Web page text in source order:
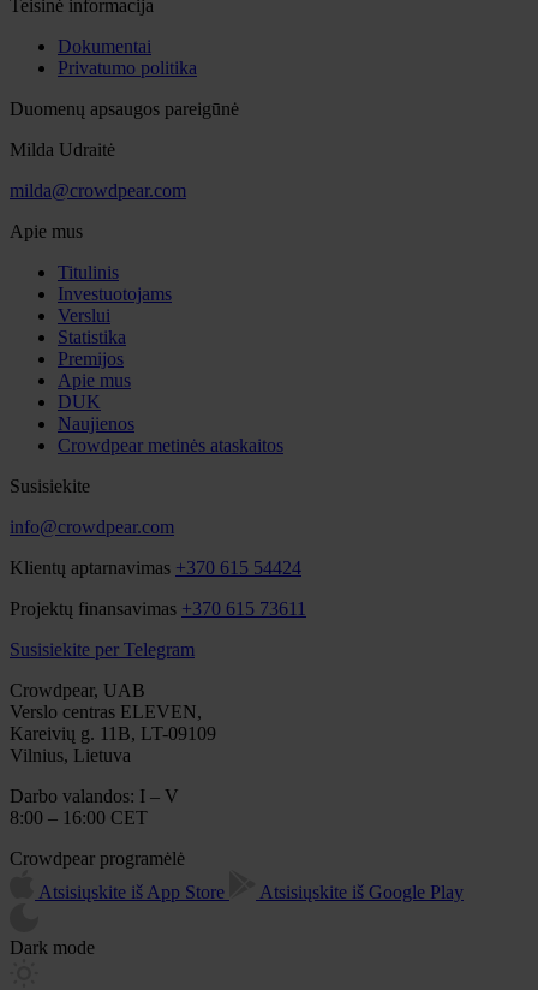
Teisinė informacija
Dokumentai
Privatumo politika
Duomenų apsaugos pareigūnė
Milda Udraitė
milda@crowdpear.com
Apie mus
Titulinis
Investuotojams
Verslui
Statistika
Premijos
Apie mus
DUK
Naujienos
Crowdpear metinės ataskaitos
Susisiekite
info@crowdpear.com
Klientų aptarnavimas +370 615 54424
Projektų finansavimas +370 615 73611
Susisiekite per Telegram
Crowdpear, UAB
Verslo centras ELEVEN,
Kareivių g. 11B, LT-09109
Vilnius, Lietuva
Darbo valandos: I – V
8:00 – 16:00 CET
Crowdpear programėlė
Atsisiųskite iš App Store
Atsisiųskite iš Google Play
Dark mode